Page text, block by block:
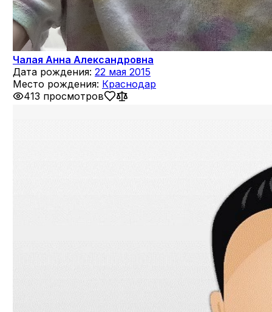
Чалая Анна Александровна
Дата рождения: 22 мая 2015
Место рождения: Краснодар
413 просмотров